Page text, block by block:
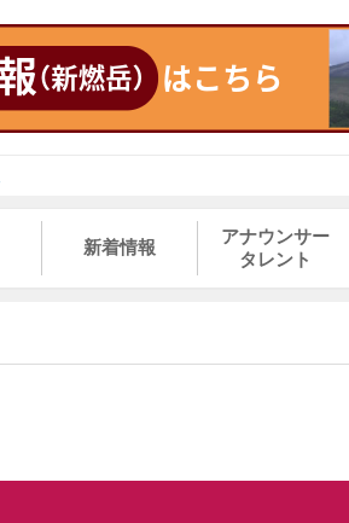
新着情報
アナウンサー
タレント